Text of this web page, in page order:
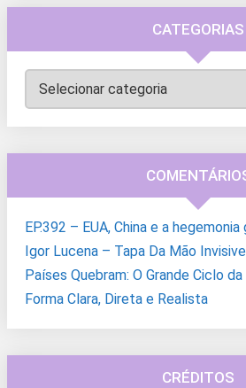
CATEGORIAS
Categorias
EP.392 – EUA, China e a
Igor Lucena – Tapa Da Mão Invisivel
Países Quebram: O Grande Ciclo
Forma Clara, Direta e Realista
CRÉDITOS